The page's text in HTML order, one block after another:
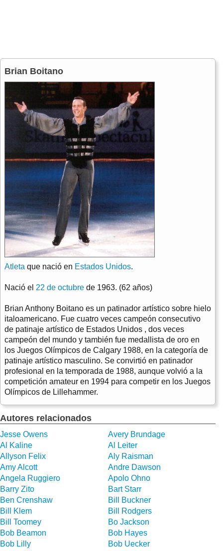
Brian Boitano
Atleta que nació en Estados Unidos.
Nació el 22 de octubre de 1963. (62 años)
Brian Anthony Boitano es un patinador artístico sobre hielo
italoamericano. Fue cuatro veces campeón consecutivo
de patinaje artístico de Estados Unidos , dos veces
campeón del mundo y también fue medallista de oro en
los Juegos Olímpicos de Calgary 1988, en la categoría de
patinaje artístico masculino. Se convirtió en patinador
profesional en la temporada de 1988, aunque volvió a la
competición amateur en 1994 para competir en los Juegos
Olímpicos de Lillehammer.
Autores relacionados
Jesse Owens
Avery Brundage
Al Kaline
Al Leiter
Allyson Felix
Aly Raisman
Amy Alcott
Andre Dawson
Angela Ruggiero
Apolo Ohno
Barry Zito
Bart Starr
Ben Crenshaw
Bill Buckner
Bill Klem
Bill Rodgers
Bill Toomey
Bo Jackson
Bob Beamon
Bob Hayes
Bob Lilly
Bob Uecker